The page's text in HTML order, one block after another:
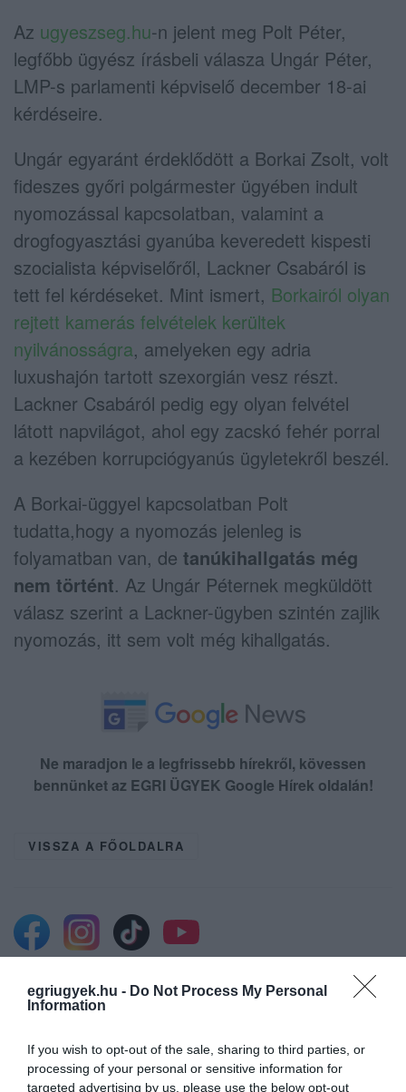
egriugyek.hu - Do Not Process My Personal
Information
If you wish to opt-out of the sale, sharing to third parties, or
processing of your personal or sensitive information for
targeted advertising by us, please use the below opt-out
Az ugyeszseg.hu-n jelent meg Polt Péter,
legfőbb ügyész írásbeli válasza Ungár Péter,
LMP-s parlamenti képviselő december 18-ai
kérdéseire.
Ungár egyaránt érdeklődött a Borkai Zsolt, volt
fideszes győri polgármester ügyében indult
nyomozással kapcsolatban, valamint a
drogfogyasztási gyanúba keveredett kispesti
szocialista képviselőről, Lackner Csabáról is
tett fel kérdéseket. Mint ismert, Borkairól olyan
rejtett kamerás felvételek kerültek
nyilvánosságra, amelyeken egy adria
luxushajón tartott szexorgián vesz részt.
Lackner Csabáról pedig egy olyan felvétel
látott napvilágot, ahol egy zacskó fehér porral
a kezében korrupciógyanús ügyletekről beszél.
A Borkai-üggyel kapcsolatban Polt
tudatta,hogy a nyomozás jelenleg is
folyamatban van, de tanúkihallgatás még
nem történt. Az Ungár Péternek megküldött
válasz szerint a Lackner-ügyben szintén zajlik
nyomozás, itt sem volt még kihallgatás.
Ne maradjon le a legfrissebb hírekről, kövessen
bennünket az EGRI ÜGYEK Google Hírek oldalán!
VISSZA A FŐOLDALRA
Legfrissebb híreink
TÍZ ÉVE NEM VOLT ILYEN ALACSONY AZ